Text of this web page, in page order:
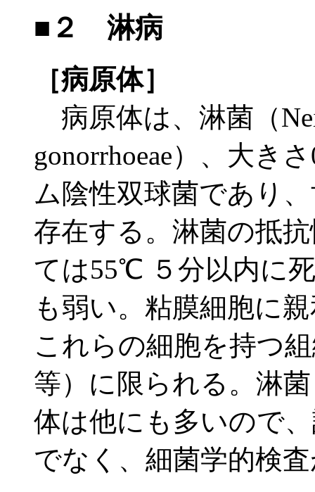
■２ 淋病
［病原体］
病原体は、淋菌（
gonorrhoeae）、大き
ム陰性双球菌であり
存在する。淋菌の抵
ては55℃ ５分以内に
も弱い。粘膜細胞に
これらの細胞を持つ
等）に限られる。淋
体は他にも多いので
でなく、細菌学的検